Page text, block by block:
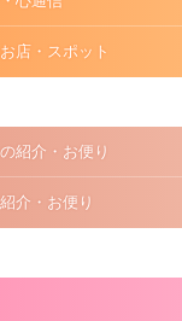
店・スポット
紹介・お便り
介・お便り